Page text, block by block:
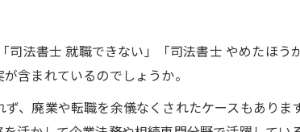
法書士 就職できない」「司法書士 やめたほう
含まれているのでしょうか。
、廃業や転職を余儀なくされたケースもありま